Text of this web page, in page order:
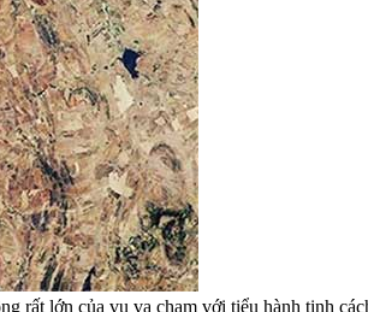
rất lớn của vụ va chạm với tiểu hành tinh